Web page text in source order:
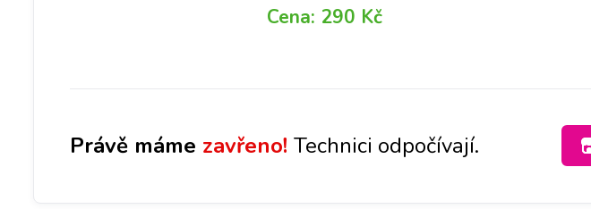
Cena: 290 Kč
Právě máme zavřeno! Technici odpočívají.